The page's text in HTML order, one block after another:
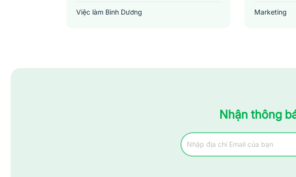
Việc làm Bình Dương Marketing
Nhận thông